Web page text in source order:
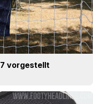
vorgestellt